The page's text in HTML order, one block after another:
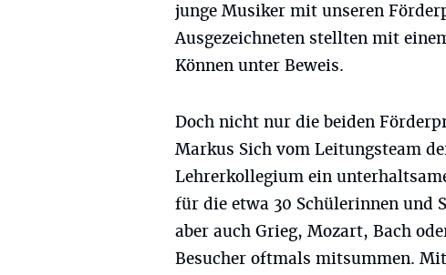
junge Musiker mit unseren
Ausgezeichneten stellten mit
Können unter Beweis.
Doch nicht nur die beiden
Markus Sich vom Leitungsteam
Lehrerkollegium ein
für die etwa 30 Schülerinnen und
aber auch Grieg, Mozart, Bach
Besucher oftmals mitsummen.